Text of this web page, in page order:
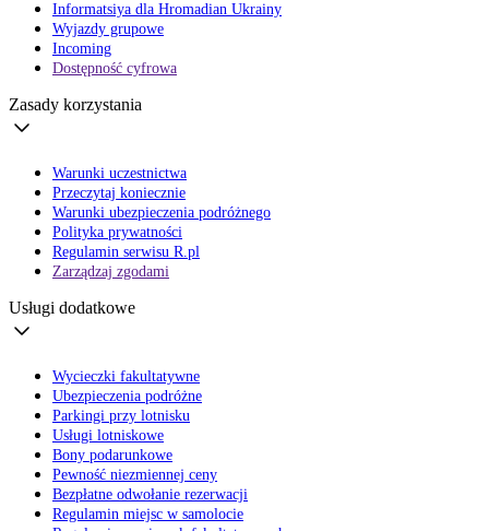
Informatsiya dla Hromadian Ukrainy
Wyjazdy grupowe
Incoming
Dostępność cyfrowa
Zasady korzystania
Warunki uczestnictwa
Przeczytaj koniecznie
Warunki ubezpieczenia podróżnego
Polityka prywatności
Regulamin serwisu R.pl
Zarządzaj zgodami
Usługi dodatkowe
Wycieczki fakultatywne
Ubezpieczenia podróżne
Parkingi przy lotnisku
Usługi lotniskowe
Bony podarunkowe
Pewność niezmiennej ceny
Bezpłatne odwołanie rezerwacji
Regulamin miejsc w samolocie